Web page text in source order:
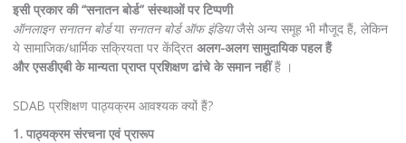
इसी प्रकार की “सनातन बोर्ड” संस्थाओं पर टिप्पणी
ऑनलाइन सनातन बोर्डया सनातन बोर्ड ऑफ इंडियाजैसे अन्य समूह भी मौजूद हैं, लेकिन
ये सामाजिक/धार्मिक सक्रियता पर केंद्रित अलग-अलग सामुदायिक पहल हैं
औरएसडीएबी के मान्यता प्राप्त प्रशिक्षण ढांचे के समान नहींहैं ।
SDAB प्रशिक्षण पाठ्यक्रम आवश्यक क्यों हैं?
1. पाठ्यक्रम संरचना एवं प्रारूप